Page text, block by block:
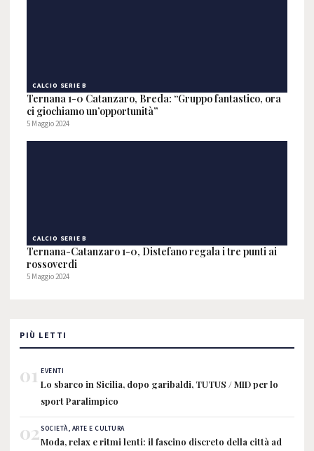
CALCIO SERIE B
Ternana 1-0 Catanzaro, Breda: “Gruppo fantastico, ora
ci giochiamo un’opportunità”
5 Maggio 2024
CALCIO SERIE B
Ternana-Catanzaro 1-0, Distefano regala i tre punti ai
rossoverdi
5 Maggio 2024
PIÙ LETTI
01 EVENTI
Lo sbarco in Sicilia, dopo garibaldi, TUTUS / MID per lo
sport Paralimpico
02SOCIETÀ, ARTE E CULTURA
Moda, relax e ritmi lenti: il fascino discreto della città ad